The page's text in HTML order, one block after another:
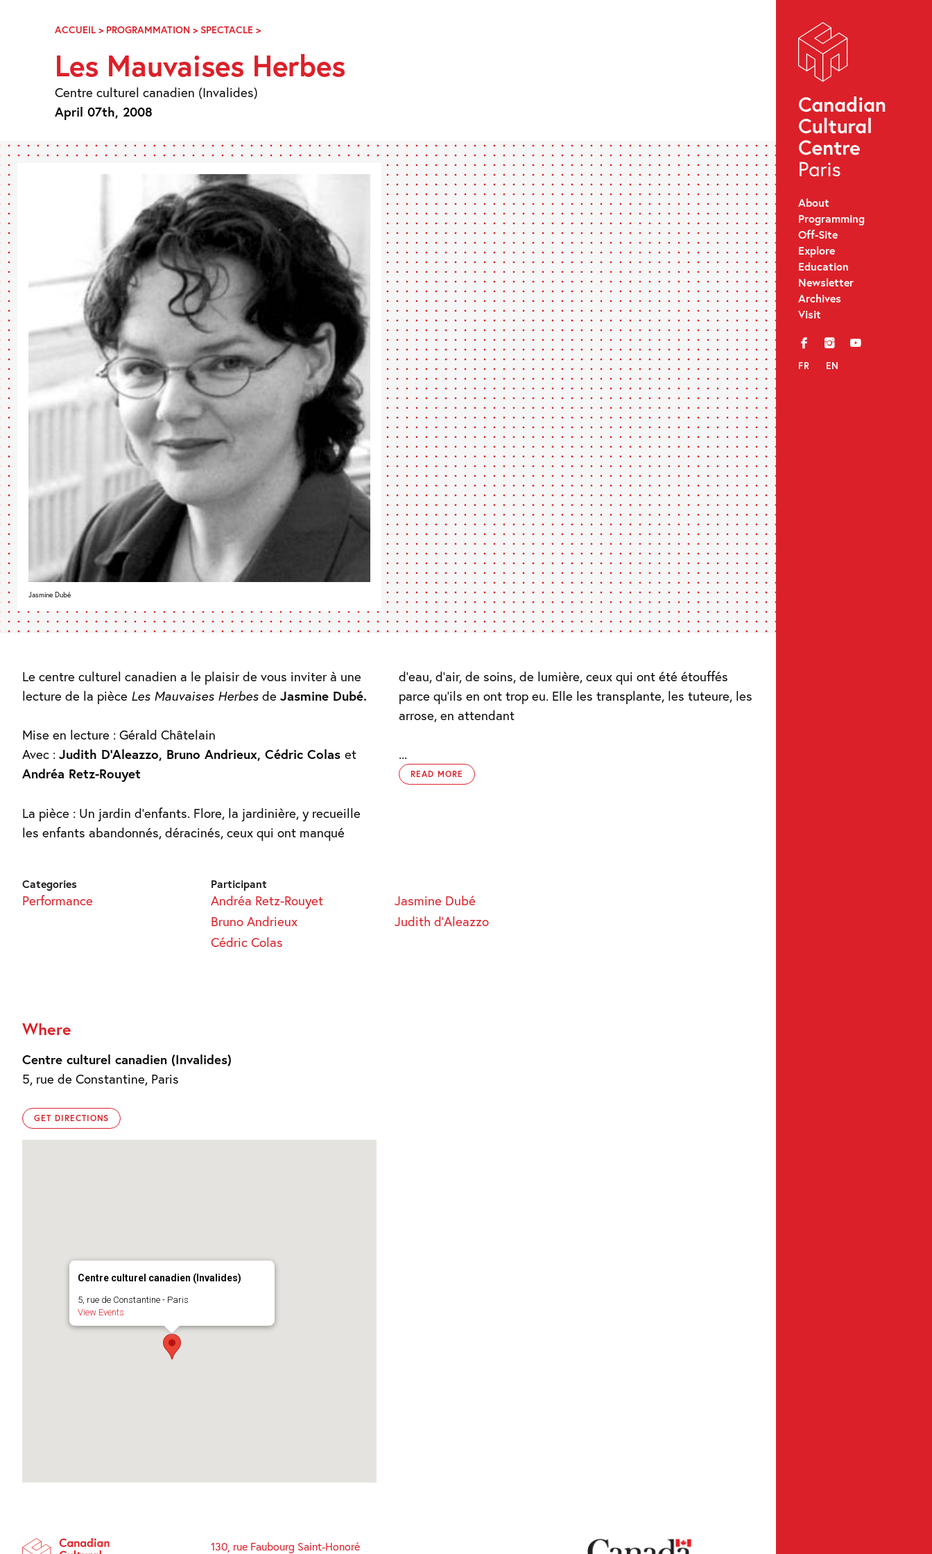
Navigation
About
Programming
Off-Site
Explore
Education
Newsletter
Archives
Visit
f i y
FR EN
ACCUEIL > PROGRAMMATION > SPECTACLE >LES
HERBES
Les Mauvaises Herbes
Centre culturel canadien (Invalides)
April 07th, 2008
Jasmine Dubé
Le centre culturel canadien a le plaisir de vous inviter à une
lecture de la pièce Les Mauvaises Herbes de Jasmine Dubé.
Mise en lecture : Gérald Châtelain
Avec : Judith D’Aleazzo, Bruno Andrieux, Cédric Colas et
Andréa Retz-Rouyet
La pièce : Un jardin d’enfants. Flore, la jardinière, y recueille
les enfants abandonnés, déracinés, ceux qui ont manqué
d’eau, d’air, de soins, de lumière, ceux qui ont été étouffés
parce qu’ils en ont trop eu. Elle les transplante, les tuteure, les
arrose, en attendant
...
READ MORE
Categories
Performance
Participant
Andréa Retz-Rouyet
Bruno Andrieux
Cédric Colas
Jasmine Dubé
Judith d’Aleazzo
Where
Centre culturel canadien (Invalides)
5, rue de Constantine, Paris
GET DIRECTIONS
Centre culturel canadien (Invalides)
5, rue de Constantine - Paris
View Events
130, rue Faubourg Saint-Honoré